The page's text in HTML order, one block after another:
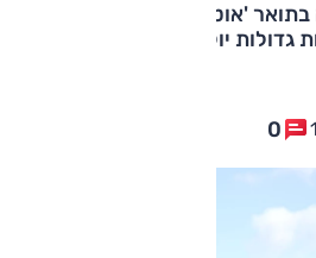
הזוכה בתואר 'אוטו השנה של ישראל
גדולות יוקרה', והנה כל הסיבות
0